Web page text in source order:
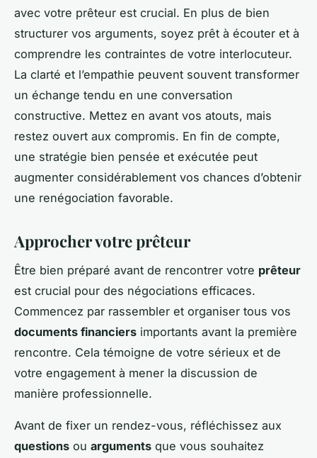
avec votre prêteur est crucial. En plus de bien
structurer vos arguments, soyez prêt à écouter et à
comprendre les contraintes de votre interlocuteur.
La clarté et l’empathie peuvent souvent transformer
un échange tendu en une conversation
constructive. Mettez en avant vos atouts, mais
restez ouvert aux compromis. En fin de compte,
une stratégie bien pensée et exécutée peut
augmenter considérablement vos chances d’obtenir
une renégociation favorable.
Approcher votre prêteur
Être bien préparé avant de rencontrer votre prêteur
est crucial pour des négociations efficaces.
Commencez par rassembler et organiser tous vos
documents financiers importants avant la première
rencontre. Cela témoigne de votre sérieux et de
votre engagement à mener la discussion de
manière professionnelle.
Avant de fixer un rendez-vous, réfléchissez aux
questions ou arguments que vous souhaitez